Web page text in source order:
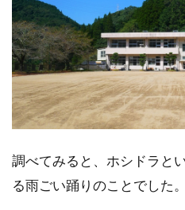
調べてみると、ホシドラと
る雨ごい踊りのことでした。